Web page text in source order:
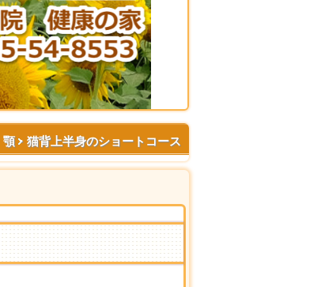
顎・猫背上半身のショートコース